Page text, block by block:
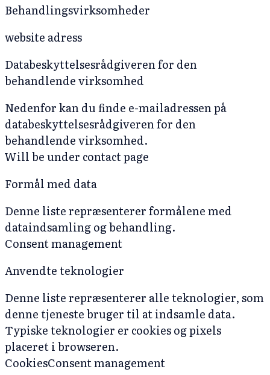
Behandlingsvirksomheder
website adress
Databeskyttelsesrådgiveren for den
behandlende virksomhed
Nedenfor kan du finde e-mailadressen på
databeskyttelsesrådgiveren for den
behandlende virksomhed.
Will be under contact page
Formål med data
Denne liste repræsenterer formålene med
dataindsamling og behandling.
Consent management
Anvendte teknologier
Denne liste repræsenterer alle teknologier, som
denne tjeneste bruger til at indsamle data.
Typiske teknologier er cookies og pixels
placeret i browseren.
CookiesConsent management